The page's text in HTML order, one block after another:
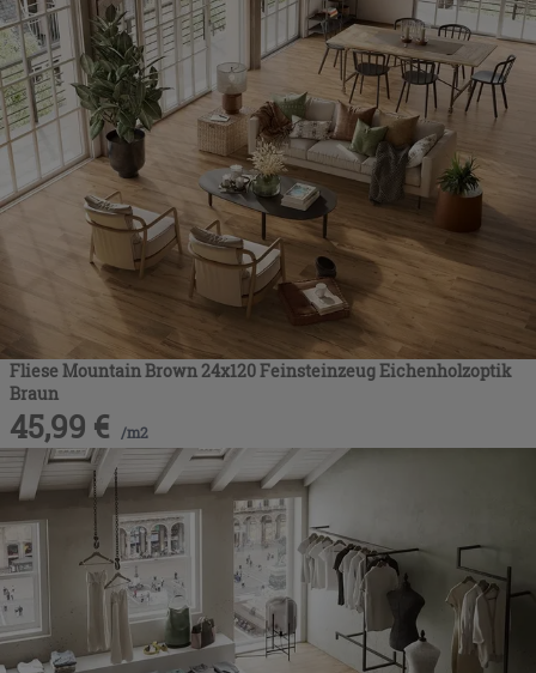
Fliese Mountain Brown 24x120 Feinsteinzeug Eichenholzoptik
Braun
45,99 € /m2